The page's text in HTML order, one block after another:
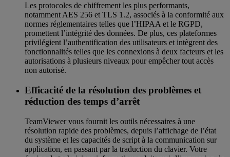
Les protocoles de chiffrement les plus performants,
notamment AES 256 et TLS 1.2, associés à la conformité aux
normes réglementaires telles que l’HIPAA et le RGPD,
promettent l’intégrité des données. De plus, ces plateformes
privilégient l’authentification des utilisateurs et intègrent des
fonctionnalités telles que les connexions à deux facteurs et les
autorisations à plusieurs niveaux pour empêcher tout accès
non autorisé.
Efficacité de la résolution des problèmes et
réduction des temps d’arrêt
TeamViewer vous fournit les outils nécessaires à une
résolution rapide des problèmes, depuis l’affichage de l’état
du système et les capacités de script à la communication sur
application, en passant par la traduction du clavier. Votre